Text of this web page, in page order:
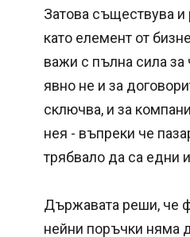
Затова съществува
като елемент от
важи с пълна сила за
явно не и за
сключва, и за
нея - въпреки че
трябвало да са едни
Държавата реши, че
нейни поръчки няма